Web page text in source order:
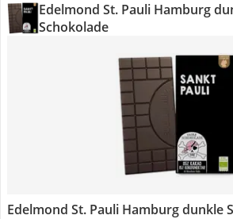
Edelmond St. Pauli Hamburg
Schokolade
Edelmond St. Pauli Hamburg dunkle